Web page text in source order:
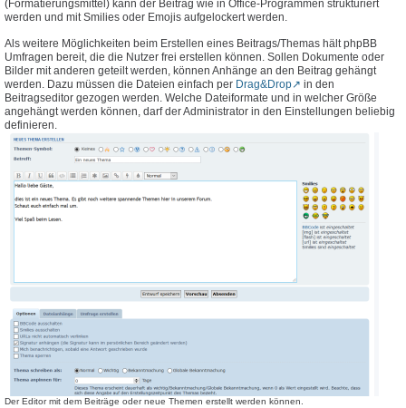
(Formatierungsmittel) kann der Beitrag wie in Office-Programmen strukturiert
werden und mit Smilies oder Emojis aufgelockert werden.
Als weitere Möglichkeiten beim Erstellen eines Beitrags/Themas hält phpBB
Umfragen bereit, die die Nutzer frei erstellen können. Sollen Dokumente oder
Bilder mit anderen geteilt werden, können Anhänge an den Beitrag gehängt
werden. Dazu müssen die Dateien einfach per Drag&Drop
in den
Beitragseditor gezogen werden. Welche Dateiformate und in welcher Größe
angehängt werden können, darf der Administrator in den Einstellungen beliebig
definieren.
Der Editor mit dem Beiträge oder neue Themen erstellt werden können.